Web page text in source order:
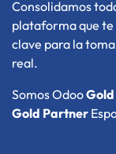
Consolidamos
plataforma que
clave para la
real.
Somos Odoo
Gold Partner